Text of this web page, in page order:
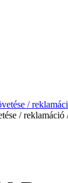
/
/ reklamáció